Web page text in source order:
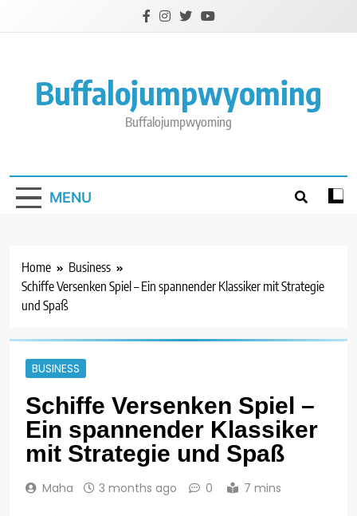
Buffalojumpwyoming
Buffalojumpwyoming
MENU
Home
Business
Schiffe Versenken Spiel – Ein spannender Klassiker mit Strategie
und Spaß
BUSINESS
Schiffe Versenken Spiel –
Ein spannender Klassiker
mit Strategie und Spaß
Maha 3 months ago 0 7 mins